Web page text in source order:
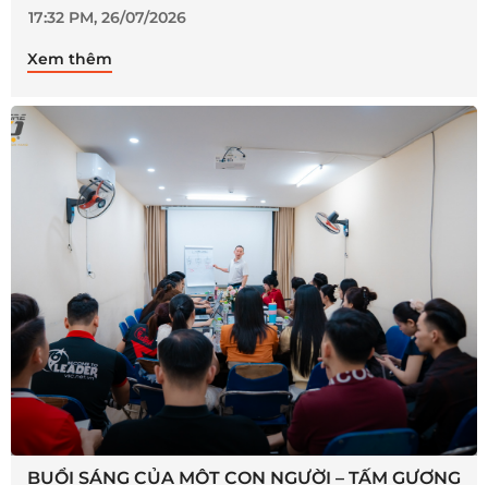
17:32 PM, 26/07/2026
Xem thêm
BUỔI SÁNG CỦA MỘT CON NGƯỜI – TẤM GƯƠNG